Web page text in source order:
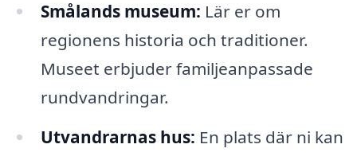
Smålands museum: Lär er om
regionens historia och traditioner.
Museet erbjuder familjeanpassade
rundvandringar.
Utvandrarnas hus: En plats där ni kan